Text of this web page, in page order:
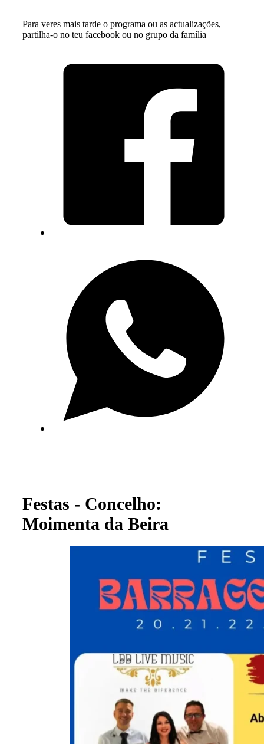
Para veres mais tarde o programa ou as actualizações,
partilha-o no teu facebook ou no grupo da família
Festas - Concelho:
Moimenta da Beira